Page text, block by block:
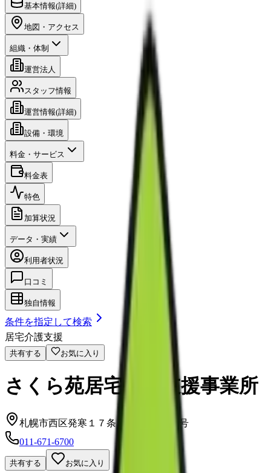
基本情報(詳細)
地図・アクセス
組織・体制
運営法人
スタッフ情報
運営情報(詳細)
設備・環境
料金・サービス
料金表
特色
加算状況
データ・実績
利用者状況
口コミ
独自情報
条件を指定して検索
居宅介護支援
共有する お気に入り
さくら苑居宅介護支援事業所
札幌市西区発寒１７条３丁目4番３０号
011-671-6700
共有する お気に入り